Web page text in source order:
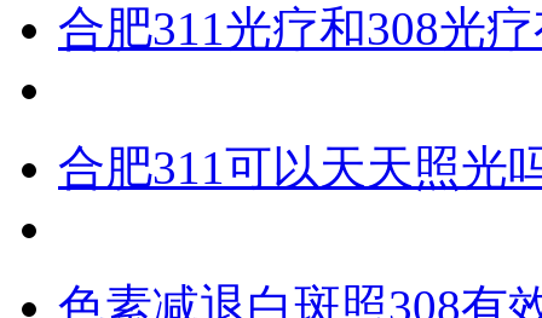
合肥311光疗和308光
合肥311可以天天照光
色素减退白斑照308有